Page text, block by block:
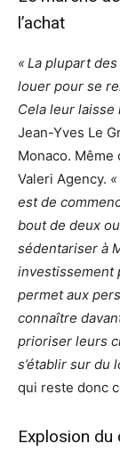
l’achat
« La plupart
louer pour se
Cela leur laisse
Jean-Yves Le
Monaco.
Valeri Agency.
est de
bout de deux
sédentariser à
investissement
permet aux
connaître
prioriser leurs
s’établir sur du
qui reste donc
Explosion du